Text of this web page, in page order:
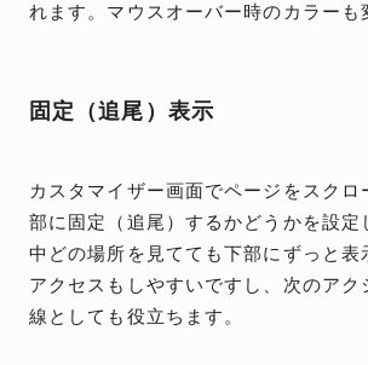
れます。マウスオーバー時のカラーも
固定（追尾）表示
カスタマイザー画面でページをスクロ
部に固定（追尾）するかどうかを設定
中どの場所を見てても下部にずっと表
アクセスもしやすいですし、次のアク
線としても役立ちます。